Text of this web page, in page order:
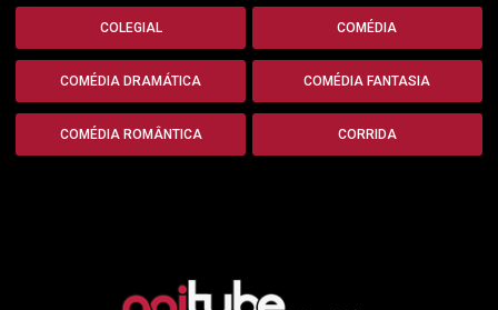
COLEGIAL COMÉDIA
COMÉDIA DRAMÁTICA COMÉDIA FANTASIA
COMÉDIA ROMÂNTICA CORRIDA